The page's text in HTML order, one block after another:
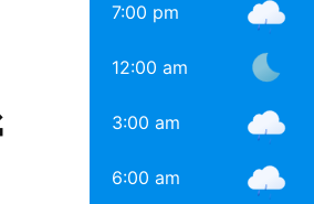
7:00 pm
12:00 am
3:00 am
6:00 am